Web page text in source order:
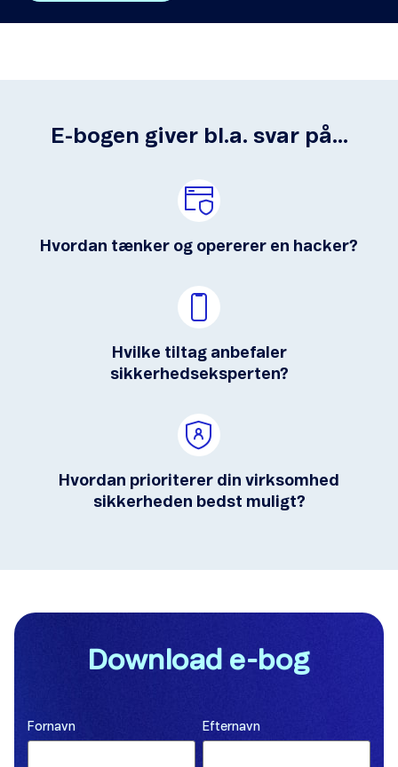
E-bogen giver bl.a. svar på...
Hvordan tænker og opererer en hacker?
Hvilke tiltag anbefaler
sikkerhedseksperten?
Hvordan prioriterer din virksomhed
sikkerheden bedst muligt?